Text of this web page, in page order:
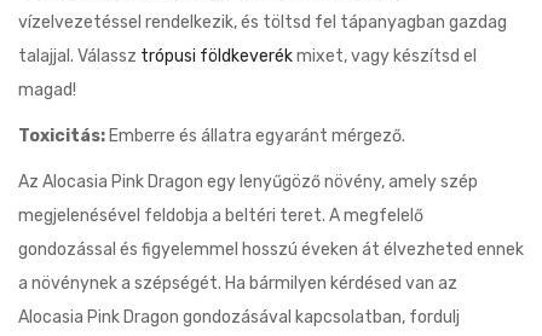
vízelvezetéssel rendelkezik, és töltsd fel tápanyagban gazdag
talajjal. Válassz trópusi földkeverékmixet, vagy készítsd el
magad!
Toxicitás: Emberre és állatra egyaránt mérgező.
Az Alocasia Pink Dragon egy lenyűgöző növény, amely szép
megjelenésével feldobja a beltéri teret. A megfelelő
gondozással és figyelemmel hosszú éveken át élvezheted ennek
a növénynek a szépségét. Ha bármilyen kérdésed van az
Alocasia Pink Dragon gondozásával kapcsolatban, fordulj